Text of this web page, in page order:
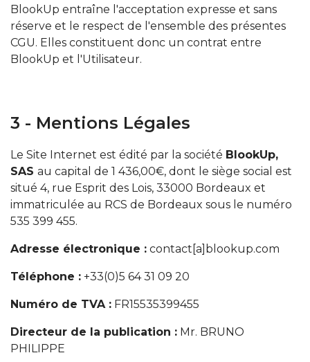
BlookUp entraîne l'acceptation expresse et sans
réserve et le respect de l'ensemble des présentes
CGU. Elles constituent donc un contrat entre
BlookUp et l'Utilisateur.
3 - Mentions Légales
Le Site Internet est édité par la société BlookUp,
SAS au capital de 1 436,00€, dont le siège social est
situé 4, rue Esprit des Lois, 33000 Bordeaux et
immatriculée au RCS de Bordeaux sous le numéro
535 399 455.
Adresse électronique : contact[a]blookup.com
Téléphone : +33(0)5 64 31 09 20
Numéro de TVA : FR15535399455
Directeur de la publication : Mr. BRUNO
PHILIPPE